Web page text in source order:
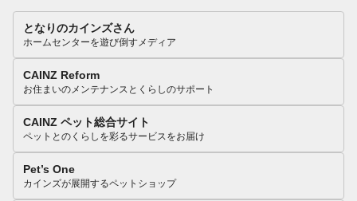
となりのカインズさん
ホームセンターを遊び倒すメディア
CAINZ Reform
お住まいのメンテナンスとくらしのサポート
CAINZ ペット総合サイト
ペットとのくらしを彩るサービスをお届け
Pet’s One
カインズが展開するペットショップ